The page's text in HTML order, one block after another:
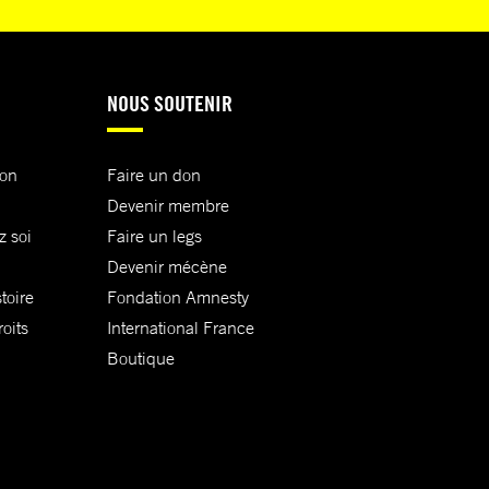
soi
NOUS SOUTENIR
Faire un don
Devenir membre
Faire un legs
Devenir mécène
Fondation Amnesty
International France
Boutique